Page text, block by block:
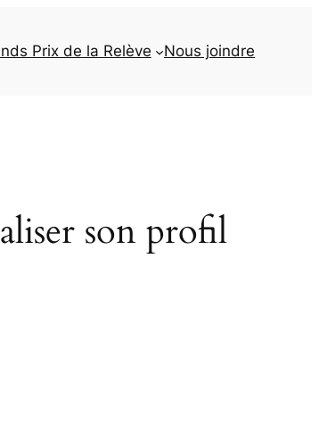
Prix de la Relève Nous joindre
son profil